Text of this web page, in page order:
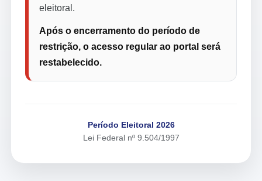
eleitoral.
Após o encerramento do período de
restrição, o acesso regular ao portal será
restabelecido.
Período Eleitoral 2026
Lei Federal nº 9.504/1997